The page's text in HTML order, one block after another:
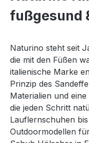
fußgesund
Naturino steht seit
die mit den Füßen
italienische Marke
Prinzip des
Materialien und
die jeden Schritt
Lauflernschuhen
Outdoormodellen